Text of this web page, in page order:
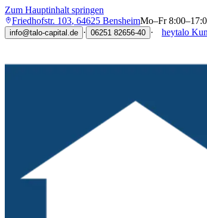
Zum Hauptinhalt springen
Friedhofstr. 103, 64625 BensheimMo–Fr
info@talo-capital.de · 06251 82656-40 · heytalo